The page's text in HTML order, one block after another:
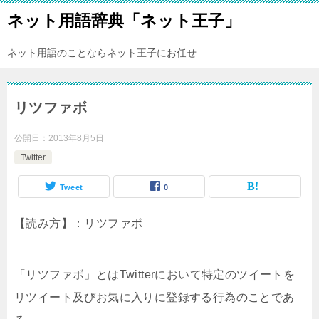
ネット用語辞典「ネット王子」
ネット用語のことならネット王子にお任せ
リツファボ
公開日： 2013年8月5日
Twitter
Tweet 0
【読み方】：リツファボ
「リツファボ」とはTwitterにおいて特定のツイートを
リツイート及びお気に入りに登録する行為のことであ